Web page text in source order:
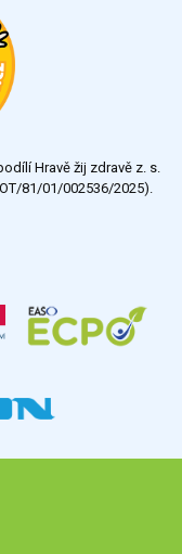
Všechny ankety
Hravě žij zdravě z. s.
81/01/002536/2025).